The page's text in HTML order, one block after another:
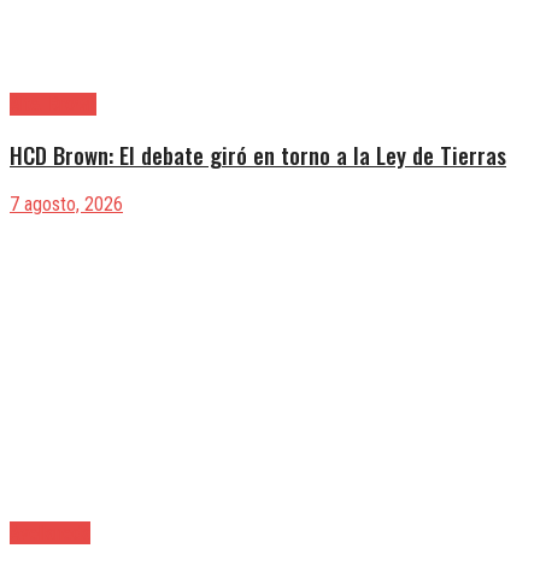
HCD Brown: El debate giró en torno a la Ley de Tierras
7 agosto, 2026